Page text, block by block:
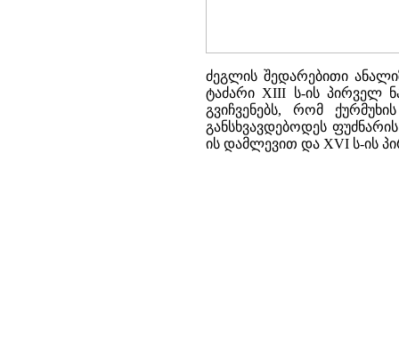
ძეგლის შედარებითი
ტაძარი XIII ს-ის პირველ
გვიჩვენებს, რომ
განსხვავდებოდეს
ის დამლევით და XVI ს-ის